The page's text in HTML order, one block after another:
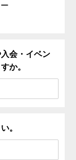
会・イベン
か。
。